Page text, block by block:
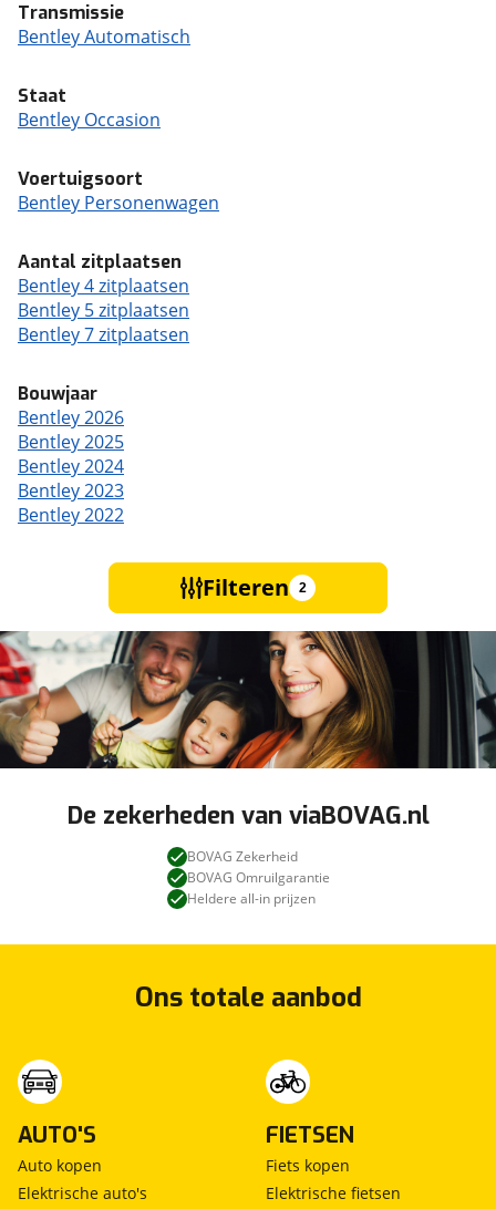
Transmissie
Bentley Automatisch
Staat
Bentley Occasion
Voertuigsoort
Bentley Personenwagen
Aantal zitplaatsen
Bentley 4 zitplaatsen
Bentley 5 zitplaatsen
Bentley 7 zitplaatsen
Bouwjaar
Bentley 2026
Bentley 2025
Bentley 2024
Bentley 2023
Bentley 2022
Filteren 2
De zekerheden van viaBOVAG.nl
BOVAG Zekerheid
BOVAG Omruilgarantie
Heldere all-in prijzen
Ons totale aanbod
AUTO'S
Auto kopen
Elektrische auto's
FIETSEN
Fiets kopen
Elektrische fietsen